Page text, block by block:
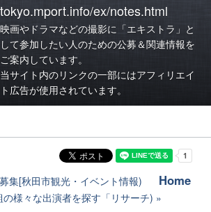
tokyo.mport.info/ex/notes.html
映画やドラマなどの撮影に「エキストラ」と
して参加したい人のための公募＆関連情報を
ご案内しています。
当サイト内のリンクの一部にはアフィリエイ
ト広告が使用されています。
集[秋田市観光・イベント情報)
Home
の様々な出演者を探す「リサーチ)